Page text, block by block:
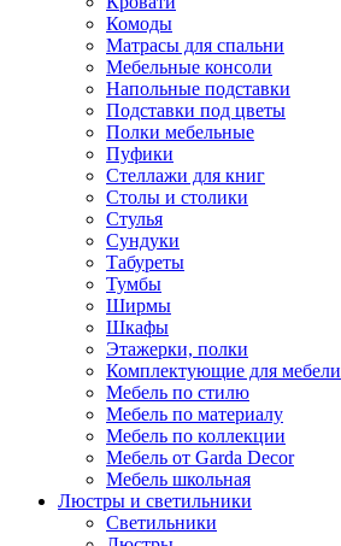
Комоды
Матрасы для спальни
Мебельные консоли
Напольные подставки
Подставки под цветы
Полки мебельные
Пуфики
Стеллажи для книг
Столы и столики
Стулья
Сундуки
Табуреты
Тумбы
Ширмы
Шкафы
Этажерки, полки
Комплектующие для мебели
Мебель по стилю
Мебель по материалу
Мебель по коллекции
Мебель от Garda Decor
Мебель школьная
Люстры и светильники
Светильники